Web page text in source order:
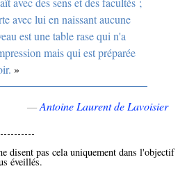
avec lui en naissant aucune
est une table rase qui n'a
mais qui est préparée
—Antoine Laurent de Lavoisier
disent pas cela uniquement dans l'objectif
éveillés.